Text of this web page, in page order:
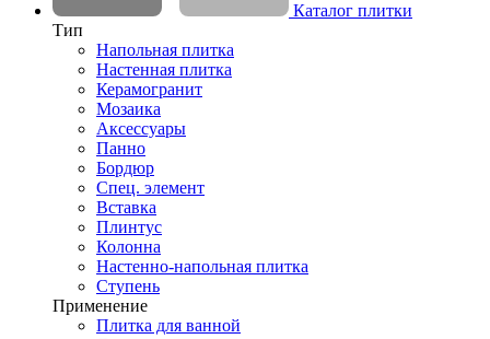
Каталог плитки
Тип
Напольная плитка
Настенная плитка
Керамогранит
Мозаика
Аксессуары
Панно
Бордюр
Спец. элемент
Вставка
Плинтус
Колонна
Настенно-напольная плитка
Ступень
Применение
Плитка для ванной